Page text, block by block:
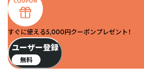
すぐに使える5,000円クーポンプレゼント！
ユーザー登録
無料